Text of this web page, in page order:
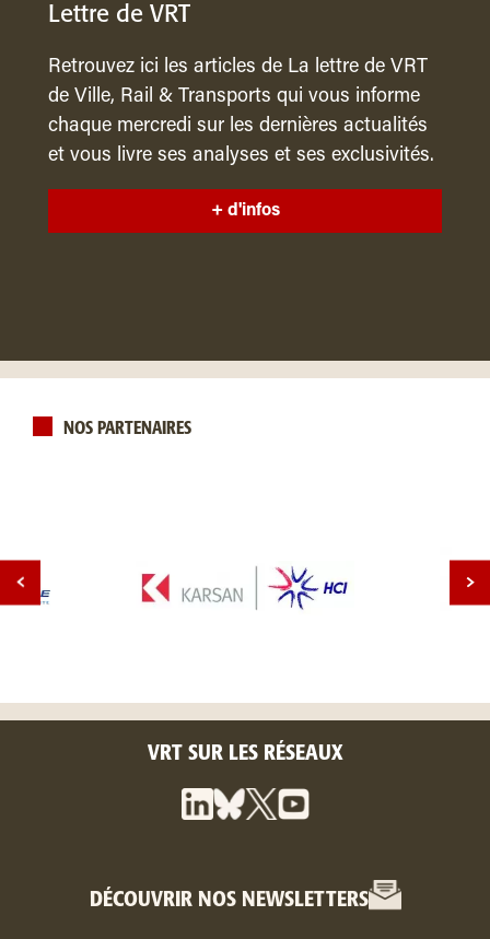
Lettre de VRT
Retrouvez ici les articles de La lettre de VRT
de Ville, Rail & Transports qui vous informe
chaque mercredi sur les dernières actualités
et vous livre ses analyses et ses exclusivités.
+ d'infos
NOS PARTENAIRES
VRT SUR LES RÉSEAUX
DÉCOUVRIR NOS NEWSLETTERS